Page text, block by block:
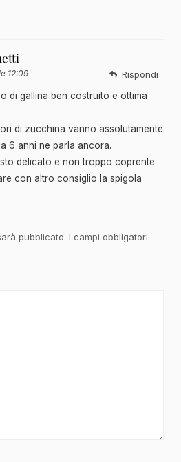
12:09
di gallina ben costruito e ottima
di zucchina vanno assolutamente
6 anni ne parla ancora.
delicato e non troppo coprente
con altro consiglio la spigola
Rispondi
pubblicato. I campi obbligatori